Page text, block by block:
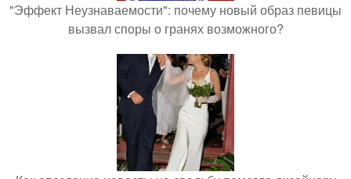
"Эффект Неузнаваемости": почему новый образ певицы
вызвал споры о гранях возможного?